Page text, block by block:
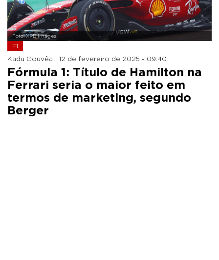
Foto: XPB Images
F1
Kadu Gouvêa | 12 de fevereiro de 2025 - 09:40
Fórmula 1: Título de Hamilton na
Ferrari seria o maior feito em
termos de marketing, segundo
Berger